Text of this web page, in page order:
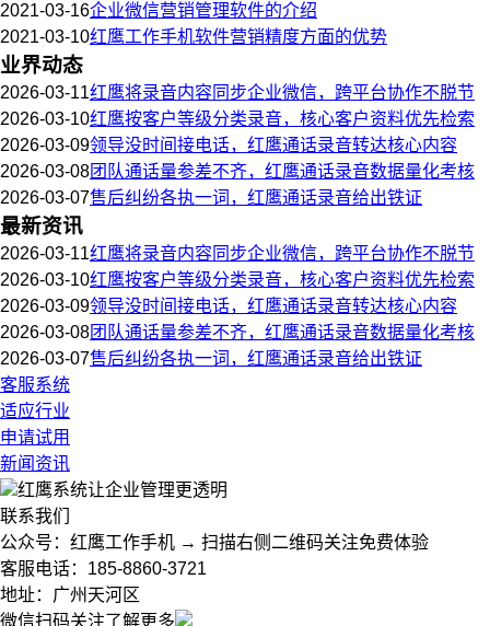
2021-03-16企业微信营销管理软件的介绍
2021-03-10红鹰工作手机软件营销精度方面的优势
业界动态
2026-03-11红鹰将录音内容同步企业微信，跨平台协作不脱节
2026-03-10红鹰按客户等级分类录音，核心客户资料优先检索
2026-03-09领导没时间接电话，红鹰通话录音转达核心内容
2026-03-08团队通话量参差不齐，红鹰通话录音数据量化考核
2026-03-07售后纠纷各执一词，红鹰通话录音给出铁证
最新资讯
2026-03-11红鹰将录音内容同步企业微信，跨平台协作不脱节
2026-03-10红鹰按客户等级分类录音，核心客户资料优先检索
2026-03-09领导没时间接电话，红鹰通话录音转达核心内容
2026-03-08团队通话量参差不齐，红鹰通话录音数据量化考核
2026-03-07售后纠纷各执一词，红鹰通话录音给出铁证
客服系统
适应行业
申请试用
新闻资讯
红鹰系统让企业管理更透明
联系我们
公众号：红鹰工作手机 → 扫描右侧二维码关注免费体验
客服电话：185-8860-3721
地址：广州天河区
微信扫码关注了解更多